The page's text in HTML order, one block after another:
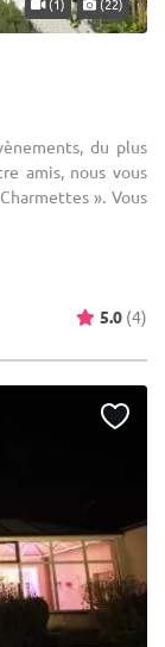
du plus
amis, nous vous
». Vous
5.0 (4)